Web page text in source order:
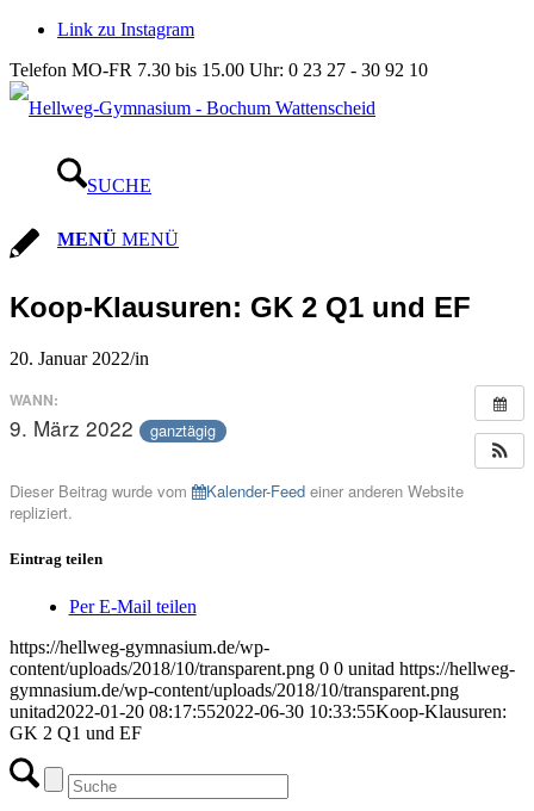
Link zu Instagram
Telefon MO-FR 7.30 bis 15.00 Uhr: 0 23 27 - 30 92 10
SUCHE
MENÜ MENÜ
Koop-Klausuren: GK 2 Q1 und EF
20. Januar 2022/in
WANN:
9. März 2022 ganztägig
Dieser Beitrag wurde vom Kalender-Feed einer anderen Website
repliziert.
Eintrag teilen
Per E-Mail teilen
https://hellweg-gymnasium.de/wp-
content/uploads/2018/10/transparent.png 0 0 unitad https://hellweg-
gymnasium.de/wp-content/uploads/2018/10/transparent.png
unitad2022-01-20 08:17:552022-06-30 10:33:55Koop-Klausuren:
GK 2 Q1 und EF